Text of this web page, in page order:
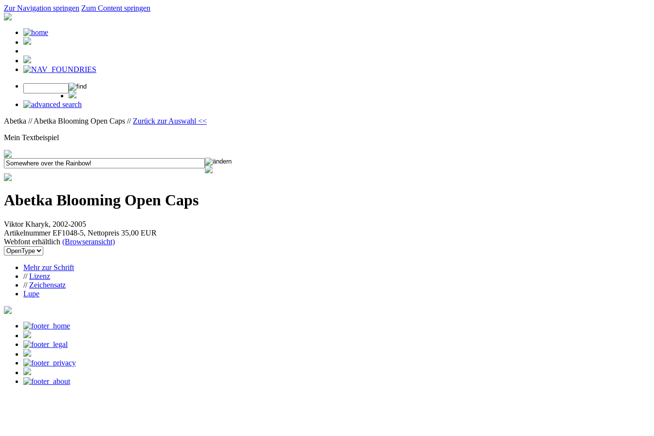
Zur Navigation springen Zum Content springen
Abetka // Abetka Blooming Open Caps // Zurück zur Auswahl <<
Mein Textbeispiel
Abetka Blooming Open Caps
Viktor Kharyk, 2002-2005
Artikelnummer EF1048-5, Nettopreis 35,00 EUR
Webfont erhältlich (Browseransicht)
Mehr zur Schrift
//Lizenz
// Zeichensatz
Lupe